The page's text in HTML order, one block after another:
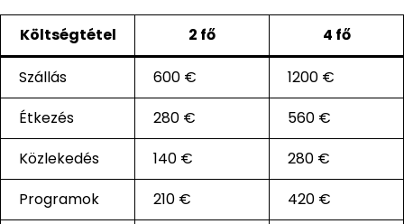
Költségtétel 2 fő 4 fő
Szállás 600 €
1200 €
Étkezés
280 €
560 €
Közlekedés
140 €
280 €
Programok
210 €
420 €